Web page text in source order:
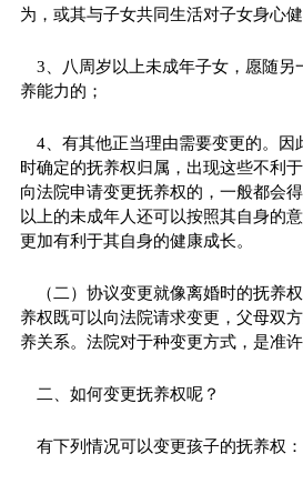
为，或其与子女共同生活对子女身心
3、八周岁以上未成年子女，愿随另
养能力的；
4、有其他正当理由需要变更的。因
时确定的抚养权归属，出现这些不利
向法院申请变更抚养权的，一般都会
以上的未成年人还可以按照其自身的
更加有利于其自身的健康成长。
（二）协议变更就像离婚时的抚养
养权既可以向法院请求变更，父母双
养关系。法院对于种变更方式，是准许
二、如何变更抚养权呢？
有下列情况可以变更孩子的抚养权：